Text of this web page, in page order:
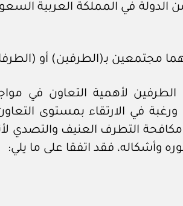
الدولة في المملكة العربية
مجتمعين بـ(الطرفين) أو
الطرفين لأهمية التعاون في
ورغبة في الارتقاء بمستوى
التطرف العنيف والتصدي
وأشكاله، فقد اتفقا على ما يلي: